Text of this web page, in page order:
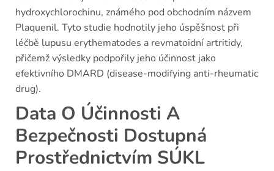
hydroxychlorochinu, známého pod obchodním názvem
Plaquenil. Tyto studie hodnotily jeho úspěšnost při
léčbě lupusu erythematodes a revmatoidní artritidy,
přičemž výsledky podpořily jeho účinnost jako
efektivního DMARD (disease-modifying anti-rheumatic
drug).
Data O Účinnosti A
Bezpečnosti Dostupná
Prostřednictvím SÚKL